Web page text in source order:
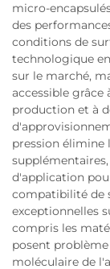
micro-
des
conditions de
technologique
sur le marché,
accessible grâce
production et à
pression élimine
d'application
compatibilité de
exceptionnelles
compris les
posent
moléculaire de